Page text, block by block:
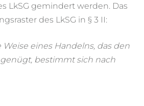
LkSG gemindert werden. Das
des LkSG in § 3 II:
eines Handelns, das den
bestimmt sich nach